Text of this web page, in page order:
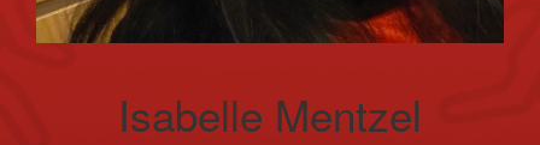
Isabelle Mentzel